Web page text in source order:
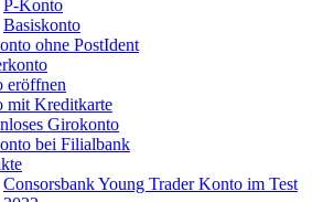
P-Konto
Basiskonto
ohne PostIdent
eröffnen
mit Kreditkarte
Girokonto
bei Filialbank
Consorsbank Young Trader Konto im Test